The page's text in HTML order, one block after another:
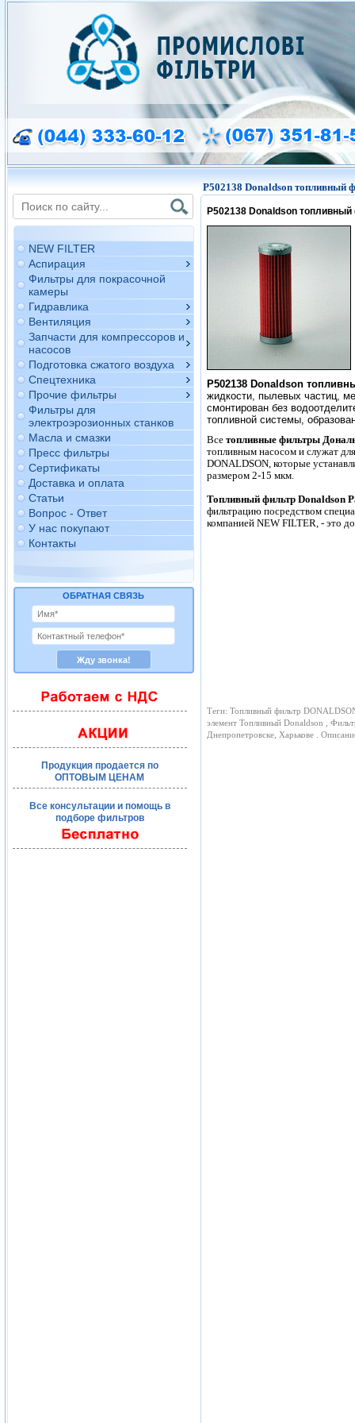
NEW FILTER
Аспирация
Фильтры для покрасочной
камеры
Гидравлика
Вентиляция
Запчасти для компрессоров и
насосов
Подготовка сжатого воздуха
Спецтехника
Прочие фильтры
Фильтры для
электроэрозионных станков
Масла и смазки
Пресс фильтры
Сертификаты
Доставка и оплата
Статьи
Вопрос - Ответ
У нас покупают
Контакты
ОБРАТНАЯ СВЯЗЬ
Продукция продается по
ОПТОВЫМ ЦЕНАМ
Все консультации и помощь в
подборе фильтров
P502138 Donaldson топливный
P502138 Donaldson
P502138 Donaldson
жидкости, пылевых частиц,
смонтирован без
топливной системы,
Все топливные фильтры
топливным насосом и служат
DONALDSON, которые
размером 2-15 мкм.
Топливный фильтр Donaldson
фильтрацию посредством
компанией NEW FILTER, - это
Теги: Топливный фильтр
элемент Топливный Donaldson ,
Днепропетровске, Харькове .